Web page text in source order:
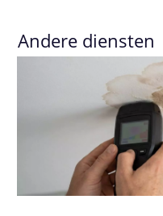
Andere diensten